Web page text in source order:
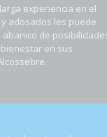
larga experiencia en el
adosados les puede
de
en sus